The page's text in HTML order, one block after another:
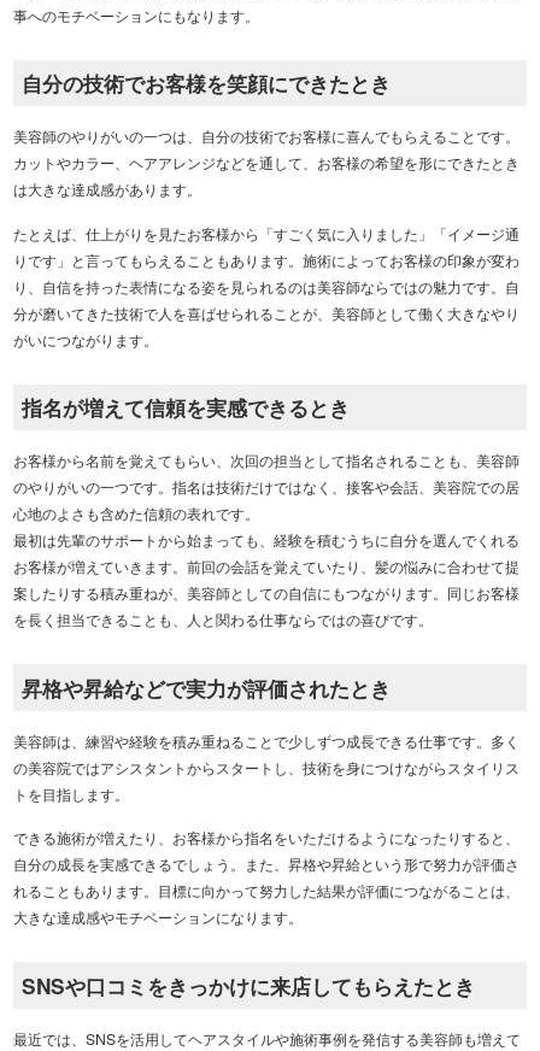
事へのモチベーションにもなります。
自分の技術でお客様を笑顔にできたとき
美容師のやりがいの一つは、自分の技術でお客様に喜んでもらえることです。
カットやカラー、ヘアアレンジなどを通して、お客様の希望を形にできたとき
は大きな達成感があります。
たとえば、仕上がりを見たお客様から「すごく気に入りました」「イメージ通
りです」と言ってもらえることもあります。施術によってお客様の印象が変わ
り、自信を持った表情になる姿を見られるのは美容師ならではの魅力です。自
分が磨いてきた技術で人を喜ばせられることが、美容師として働く大きなやり
がいにつながります。
指名が増えて信頼を実感できるとき
お客様から名前を覚えてもらい、次回の担当として指名されることも、美容師
のやりがいの一つです。指名は技術だけではなく、接客や会話、美容院での居
心地のよさも含めた信頼の表れです。
最初は先輩のサポートから始まっても、経験を積むうちに自分を選んでくれる
お客様が増えていきます。前回の会話を覚えていたり、髪の悩みに合わせて提
案したりする積み重ねが、美容師としての自信にもつながります。同じお客様
を長く担当できることも、人と関わる仕事ならではの喜びです。
昇格や昇給などで実力が評価されたとき
美容師は、練習や経験を積み重ねることで少しずつ成長できる仕事です。多く
の美容院ではアシスタントからスタートし、技術を身につけながらスタイリス
トを目指します。
できる施術が増えたり、お客様から指名をいただけるようになったりすると、
自分の成長を実感できるでしょう。また、昇格や昇給という形で努力が評価さ
れることもあります。目標に向かって努力した結果が評価につながることは、
大きな達成感やモチベーションになります。
SNSや口コミをきっかけに来店してもらえたとき
最近では、SNSを活用してヘアスタイルや施術事例を発信する美容師も増えて